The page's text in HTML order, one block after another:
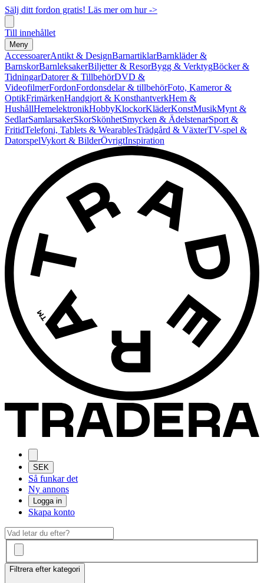
Sälj ditt fordon gratis! Läs mer om hur ->
Till innehållet
Meny
AccessoarerAntikt & DesignBarnartiklarBarnkläder &
BarnskorBarnleksakerBiljetter & ResorBygg & VerktygBöcker &
TidningarDatorer & TillbehörDVD &
VideofilmerFordonFordonsdelar & tillbehörFoto, Kameror &
OptikFrimärkenHandgjort & KonsthantverkHem &
HushållHemelektronikHobbyKlockorKläderKonstMusikMynt &
SedlarSamlarsakerSkorSkönhetSmycken & ÄdelstenarSport &
FritidTelefoni, Tablets & WearablesTrädgård & VäxterTV-spel &
DatorspelVykort & BilderÖvrigtInspiration
SEK
Så funkar det
Ny annons
Logga in
Skapa konto
Filtrera efter kategori